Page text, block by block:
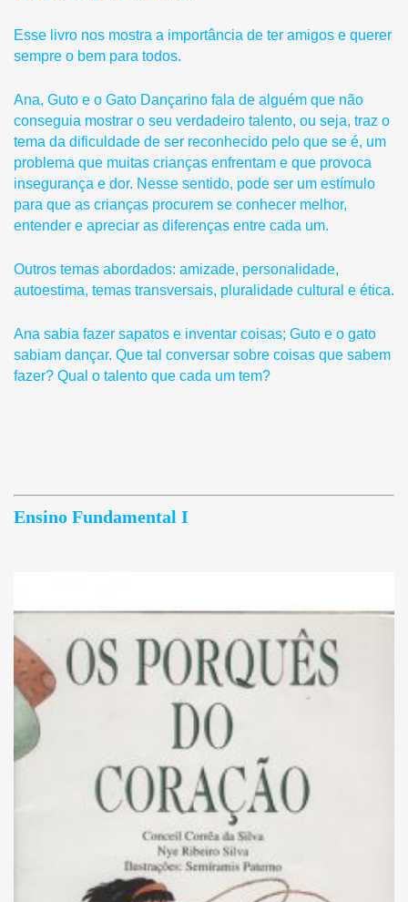
Esse livro nos mostra a importância de ter amigos e querer
sempre o bem para todos.
Ana, Guto e o Gato Dançarino fala de alguém que não
conseguia mostrar o seu verdadeiro talento, ou seja, traz o
tema da dificuldade de ser reconhecido pelo que se é, um
problema que muitas crianças enfrentam e que provoca
insegurança e dor. Nesse sentido, pode ser um estímulo
para que as crianças procurem se conhecer melhor,
entender e apreciar as diferenças entre cada um.
Outros temas abordados: amizade, personalidade,
autoestima, temas transversais, pluralidade cultural e ética.
Ana sabia fazer sapatos e inventar coisas; Guto e o gato
sabiam dançar. Que tal conversar sobre coisas que sabem
fazer? Qual o talento que cada um tem?
Ensino Fundamental I